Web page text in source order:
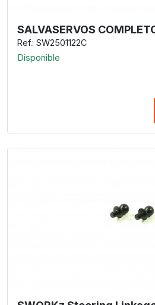
SALVASERVOS
Ref.: SW2501122C
Disponible